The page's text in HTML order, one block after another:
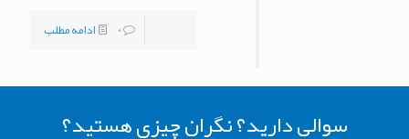
0
ادامه مطلب
سوالی دارید؟ نگران چیزی هستید؟